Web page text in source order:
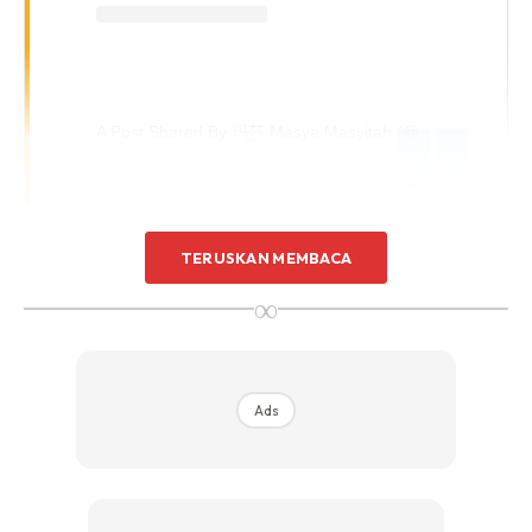
Menerusi hantaran di laman Instagram baru-baru ini, Masya
membuatkan rata-rata peminatnya merasa takjub, melihat
gambar dirinya bersama sebuah kereta mewah jenis
“Tiada apa yang mustahil atas dunia ini… semua perkara
TERUSKAN MEMBACA
∞
Ads